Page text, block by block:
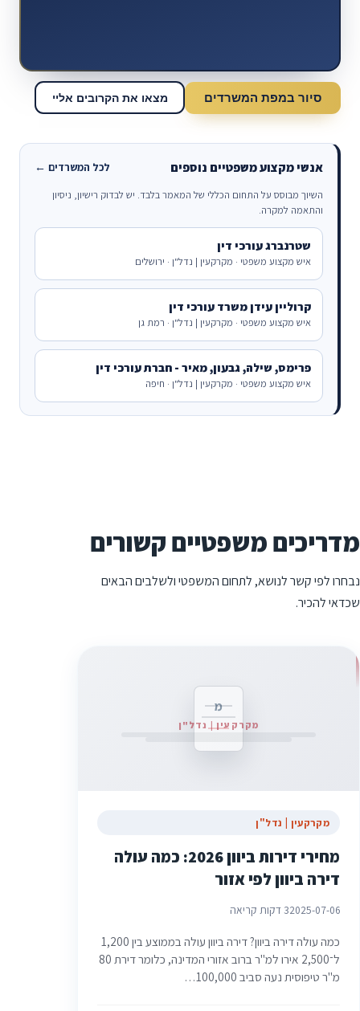
סיור במפת המשרדים מצאו את הקרובים אליי
אנשי מקצוע משפטיים נוספים לכל המשרדים ←
השיוך מבוסס על התחום הכללי של המאמר בלבד. יש לבדוק רישיון, ניסיון
והתאמה למקרה.
שטרנברג עורכי דין
איש מקצוע משפטי · מקרקעין | נדל"ן · ירושלים
קרוליין עידן משרד עורכי דין
איש מקצוע משפטי · מקרקעין | נדל"ן · רמת גן
פרימס, שילה, גבעון, מאיר - חברת עורכי דין
איש מקצוע משפטי · מקרקעין | נדל"ן · חיפה
מדריכים משפטיים קשורים
נבחרו לפי קשר לנושא, לתחום המשפטי ולשלבים הבאים
שכדאי להכיר.
מ
מקרקעין | נדל"ן
מקרקעין | נדל"ן
מחירי דירות ביוון 2026: כמה עולה
דירה ביוון לפי אזור
2025-07-063 דקות קריאה
כמה עולה דירה ביוון? דירה ביוון עולה בממוצע בין 1,200
ל־2,500 אירו למ"ר ברוב אזורי המדינה, כלומר דירת 80
מ"ר טיפוסית נעה סביב 100,000…